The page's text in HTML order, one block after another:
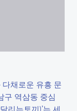
채로운 유흥 문
구 역삼동 중심
리는토끼)’는 세